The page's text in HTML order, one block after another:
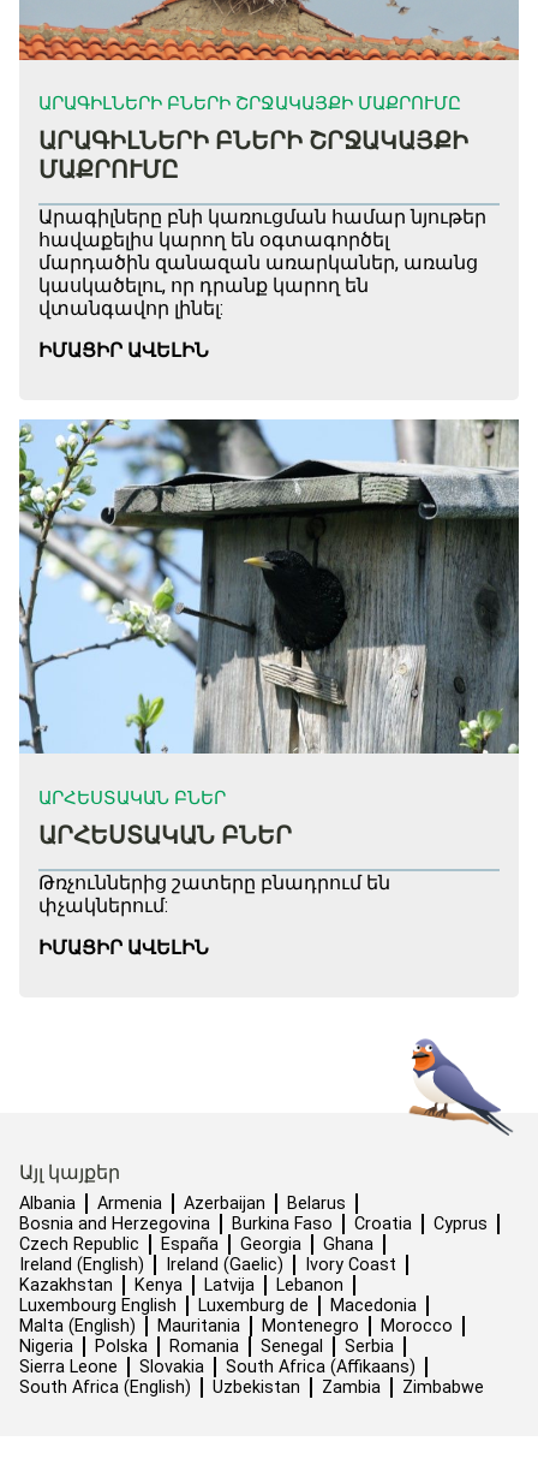
ԱՐԱԳԻԼՆԵՐԻ ԲՆԵՐԻ ՇՐՋԱԿԱՅՔԻ ՄԱՔՐՈՒՄԸ
ԱՐԱԳԻԼՆԵՐԻ ԲՆԵՐԻ ՇՐՋԱԿԱՅՔԻ
ՄԱՔՐՈՒՄԸ
Արագիլները բնի կառուցման համար նյութեր
հավաքելիս կարող են օգտագործել
մարդածին զանազան առարկաներ, առանց
կասկածելու, որ դրանք կարող են
վտանգավոր լինել:
ԻՄԱՑԻՐ ԱՎԵԼԻՆ
ԱՐՀԵՍՏԱԿԱՆ ԲՆԵՐ
ԱՐՀԵՍՏԱԿԱՆ ԲՆԵՐ
Թռչուններից շատերը բնադրում են
փչակներում:
ԻՄԱՑԻՐ ԱՎԵԼԻՆ
Այլ կայքեր
Albania Armenia Azerbaijan
Belarus
Bosnia and Herzegovina
Burkina Faso Croatia
Cyprus
Czech Republic
España Georgia
Ghana
Ireland (English)
Ireland (Gaelic)
Ivory Coast
Kazakhstan
Kenya Latvija
Lebanon
Luxembourg English
Luxemburg de
Macedonia
Malta (English)
Mauritania Montenegro
Morocco
Nigeria
Polska Romania Senegal
Serbia
Sierra Leone
Slovakia
South Africa (Affikaans)
South Africa (English)
Uzbekistan Zambia Zimbabwe